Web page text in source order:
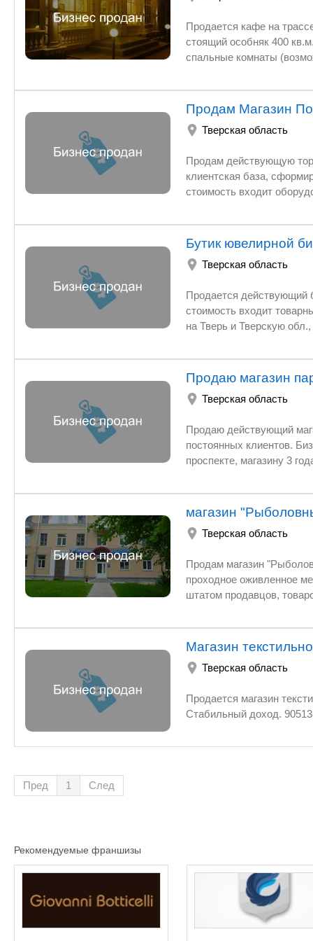
Продается кафе на
стоящий особняк 400
спальные комнаты
2019 года. Большой
поставщиками.
руб. Причина продажи -
Продам Магазин
Тверская область
Продам действующую
клиентская база,
стоимость входит
Бутик ювелирной
Тверская область
Продается действующий бутик ювелирной бижутерии в крупном ТЦ в центре города. В
стоимость входит
на Тверь и Тверскую
Продаю магазин
Тверская область
Продаю действующий магазин парфюмерии,
постоянных клиентов. Бизнес в собственности( 43 кв м), находится на
магазин
Тверская область
Продам магазин
проходное оживленное
штатом продавцов,
Магазин
Тверская область
Продается магазин
Стабильный доход.
Пред 1 След
Рекомендуемые франшизы